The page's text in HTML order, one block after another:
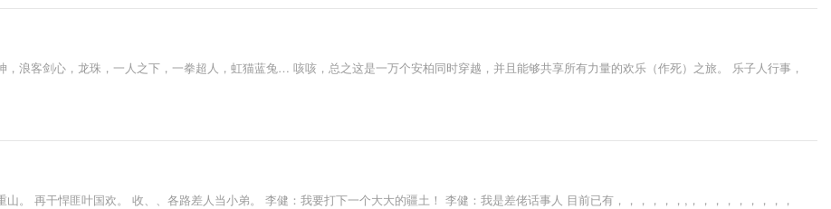
浪客剑心，龙珠，一人之下，一拳超人，虹猫蓝兔… 咳咳，总之这是一万个安柏同时穿越，并且能够共享所有力量的欢乐（作死）之旅。 乐子人行事，
。 再干悍匪叶国欢。 收、、各路差人当小弟。 李健：我要打下一个大大的疆土！ 李健：我是差佬话事人 目前已有，，，，，，,，，，，，，，，，